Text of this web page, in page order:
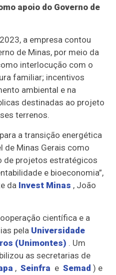
apoio do Governo de
a empresa contou
de Minas, por meio da
interlocução com o
familiar; incentivos
ambiental e na
destinadas ao projeto
terrenos.
a transição energética
de Minas Gerais como
de projetos estratégicos
e bioeconomia”,
da Invest Minas , João
científica e a
pela Universidade
(Unimontes) . Um
as secretarias de
,Seinfra eSemad ) e